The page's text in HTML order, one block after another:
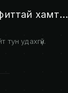
хамт...
тун удахгүй.